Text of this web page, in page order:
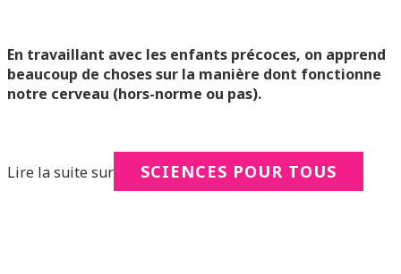
En travaillant avec les enfants précoces, on apprend
beaucoup de choses sur la manière dont fonctionne
notre cerveau (hors-norme ou pas).
Lire la suite sur SCIENCES POUR TOUS